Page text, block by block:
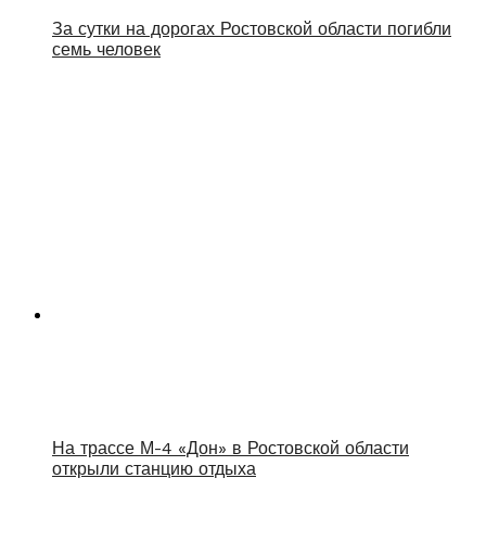
За сутки на дорогах Ростовской области погибли
семь человек
На трассе М-4 «Дон» в Ростовской области
открыли станцию отдыха